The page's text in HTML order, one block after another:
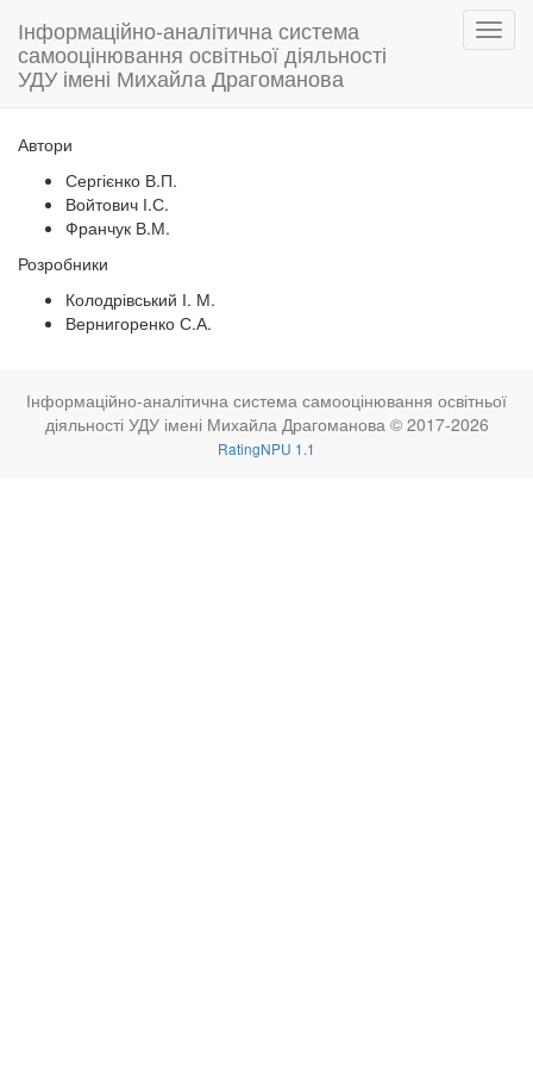
Інформаційно-аналітична система
самооцінювання освітньої діяльності
УДУ імені Михайла Драгоманова
Автори
Сергієнко В.П.
Войтович І.С.
Франчук В.М.
Розробники
Колодрівський І. М.
Вернигоренко С.А.
Інформаційно-аналітична система самооцінювання освітньої
діяльності УДУ імені Михайла Драгоманова © 2017-2026
RatingNPU 1.1